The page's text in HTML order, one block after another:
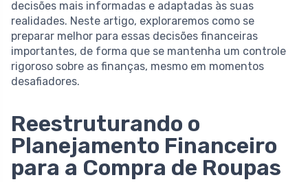
decisões mais informadas e adaptadas às suas
realidades. Neste artigo, exploraremos como se
preparar melhor para essas decisões financeiras
importantes, de forma que se mantenha um controle
rigoroso sobre as finanças, mesmo em momentos
desafiadores.
Reestruturando o
Planejamento Financeiro
para a Compra de Roupas